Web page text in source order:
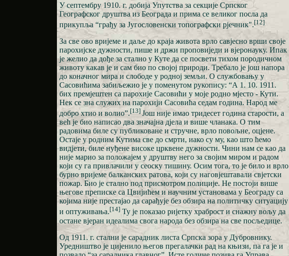
У септембру 1910. г. добија Упутства за секције Српског
Географског друштва из Београда и прима се великог посла да
прикупља “грађу за Југословенски топографски рјечник".[12]
За све ово вријеме и даље до краја живота врло савјесно врши своје
парохијске дужности, пише и држи проповиједи и вјеронауку. Ипак
је желио да дође за стално у Куте да се посвети тихом породичном
животу какав је и сам био по својој природи. Требало је још напора
до коначног мира и слободе у родној земљи. О службовању у
Сасовићима забиљежио је у поменутом рукопису: “А 1. 10. 1911.
бих премјештен са парохије Сасовићи у моје родно мјесто - Кути.
Нек се зна служих на парохији Сасовића седам година. Народ ме
добро хтио и волио”.[13] Још није имао тридесет година старости, а
већ је био написао два значајна дјела и више чланака. О тим
радовима биле су публиковане и стручне, врло повољне, оцјене.
Остаје у родним Кутима све до смрти, иако су му, као што ћемо
видјети, биле нуђене високе црквене дужности. Чини нам се као да
није марио за положајем у друштву него за својим миром и радом
који су га привлачили у сеоску тишину. Осим тога, то је било и врло
бурно вријеме балканских ратова, који су наговјештавали свјетски
пожар. Био је стално под присмотром полиције. Не постоји више
његове преписке са Цвијићем и научним установама у Београду са
којима није престајао да сарађује без обзира на политичку ситуацију
и оптуживања.[14] Ту је показао ријетку храброст и снажну вољу да
остане вјеран идеалима свога народа без обзира на све посљедице.
Од 1911. г. стални је сарадник листа Српска зора у Дубровнику.
Уредништво је цијенило његов прегалачки рад на књизи, па га је и